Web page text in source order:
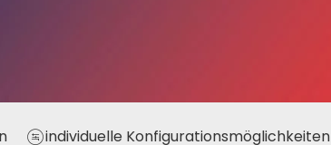
individuelle Konfigurationsmöglichkeiten